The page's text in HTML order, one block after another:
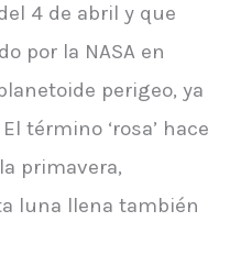
4 de abril y que
por la NASA en
perigeo, ya
término ‘rosa’ hace
primavera,
luna llena también